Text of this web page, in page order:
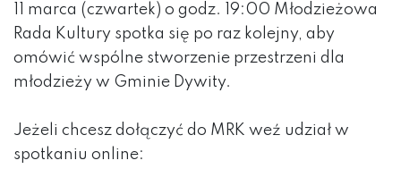
11 marca (czwartek) o godz. 19:00 Młodzieżowa
Rada Kultury spotka się po raz kolejny, aby
omówić wspólne stworzenie przestrzeni dla
młodzieży w Gminie Dywity.
Jeżeli chcesz dołączyć do MRK weź udział w
spotkaniu online: